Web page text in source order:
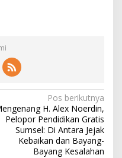
Pos berikutnya
H. Alex Noerdin,
Pelopor Pendidikan Gratis
Sumsel: Di Antara Jejak
Kebaikan dan Bayang-
Bayang Kesalahan